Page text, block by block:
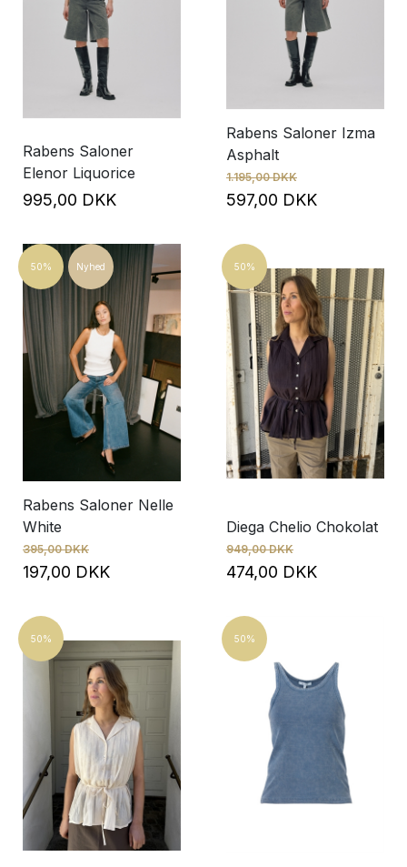
Rabens Saloner
Elenor Liquorice
995,00 DKK
Rabens Saloner Izma
Asphalt
1.195,00 DKK
597,00 DKK
50% Nyhed
Rabens Saloner Nelle
White
395,00 DKK
197,00 DKK
50%
Diega Chelio Chokolat
949,00 DKK
474,00 DKK
50% 50%